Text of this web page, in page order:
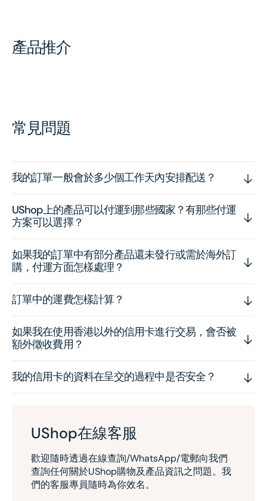
產品推介
常見問題
我的訂單一般會於多少個工作天內安排配送？
UShop上的產品可以付運到那些國家？有那些付運
方案可以選擇？
如果我的訂單中有部分產品還未發行或需於海外訂
購，付運方面怎樣處理？
訂單中的運費怎樣計算？
如果我在使用香港以外的信用卡進行交易，會否被
額外徵收費用？
我的信用卡的資料在呈交的過程中是否安全？
UShop在線客服
歡迎隨時透過在線查詢/WhatsApp/電郵向我們
查詢任何關於UShop購物及產品資訊之問題。我
們的客服專員隨時為你效名。